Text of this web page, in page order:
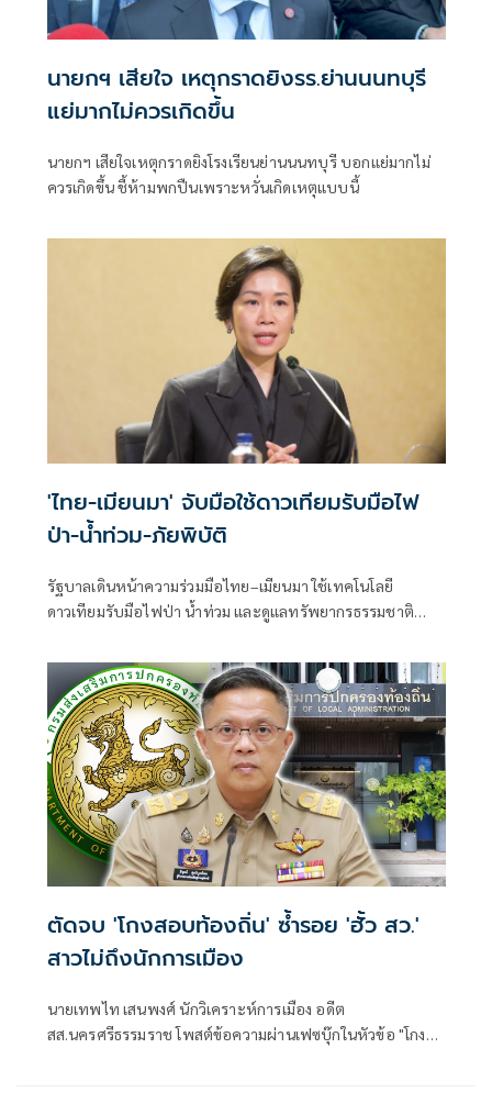
นายกฯ เสียใจ เหตุกราดยิงรร.ย่านนนทบุรี
แย่มากไม่ควรเกิดขึ้น
นายกฯ เสียใจเหตุกราดยิงโรงเรียนย่านนนทบุรี บอกแย่มากไม่
ควรเกิดขึ้น ชี้ห้ามพกปืนเพราะหวั่นเกิดเหตุแบบนี้
'ไทย-เมียนมา' จับมือใช้ดาวเทียมรับมือไฟ
ป่า-น้ำท่วม-ภัยพิบัติ
รัฐบาลเดินหน้าความร่วมมือไทย–เมียนมา ใช้เทคโนโลยี
ดาวเทียมรับมือไฟป่า น้ำท่วม และดูแลทรัพยากรธรรมชาติ
ตัดจบ 'โกงสอบท้องถิ่น' ซ้ำรอย 'ฮั้ว สว.'
สาวไม่ถึงนักการเมือง
นายเทพไท เสนพงศ์ นักวิเคราะห์การเมือง อดีต
สส.นครศรีธรรมราช โพสต์ข้อความผ่านเฟซบุ๊กในหัวข้อ "โกง